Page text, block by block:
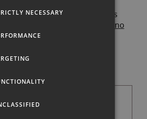
Pregunta a nuestros expertos
Teléfono
NECESSARY